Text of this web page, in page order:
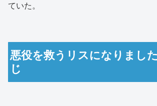
ていた。
悪役を救うリスになりまし
じ